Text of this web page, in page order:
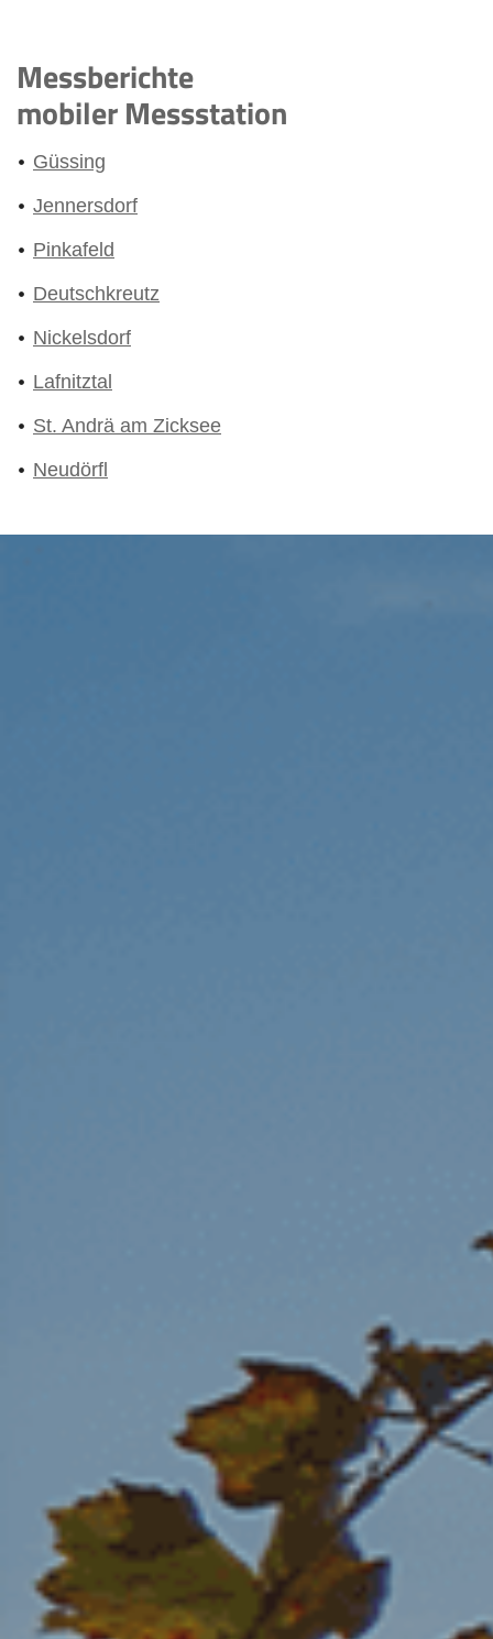
Messberichte
mobiler Messstation
Güssing
Jennersdorf
Pinkafeld
Deutschkreutz
Nickelsdorf
Lafnitztal
St. Andrä am Zicksee
Neudörfl